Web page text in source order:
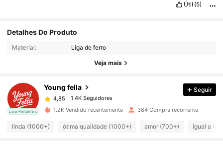
Útil (5)
Detalhes Do Produto
Material: Liga de ferro
Veja mais
Loja Parceira Local
Young fella
4,85 1.4K Seguidores
1.4K Seguidores
4,85 1.4K Seguidores
4,85 1.4K Seguidores
Seguir
1.2K Vendido recentemente 384 Compra recorrente
linda (1000+) ótima qualidade (1000+) amor (700+) igual a